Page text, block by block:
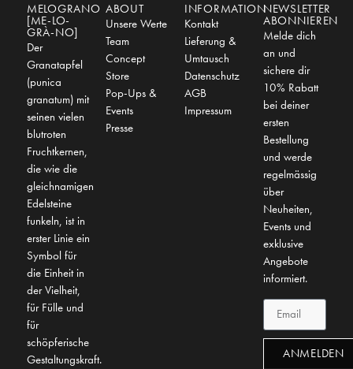
MELOGRANO
[ME-LO-
GRÀ-NO]
Der
Granatapfel
(punica
granatum) mit
seinen vielen
blutroten
Fruchtkernen,
die wie die
gleichnamigen
Edelsteine
funkeln, ist in
erster Linie ein
Symbol für
die Einheit in
der Vielheit,
für Fülle und
für
schöpferische
Gestaltungskraft.
ABOUT
Unsere Werte
Team
Concept
Store
Pop-Ups &
Events
Presse
INFORMATION
Kontakt
Lieferung &
Umtausch
Datenschutz
AGB
Impressum
NEWSLETTER
ABONNIEREN
Melde dich
an und
sichere dir
10% Rabatt
bei deiner
ersten
Bestellung
und werde
regelmässig
über
Neuheiten,
Events und
exklusive
Angebote
informiert.
ANMELDEN